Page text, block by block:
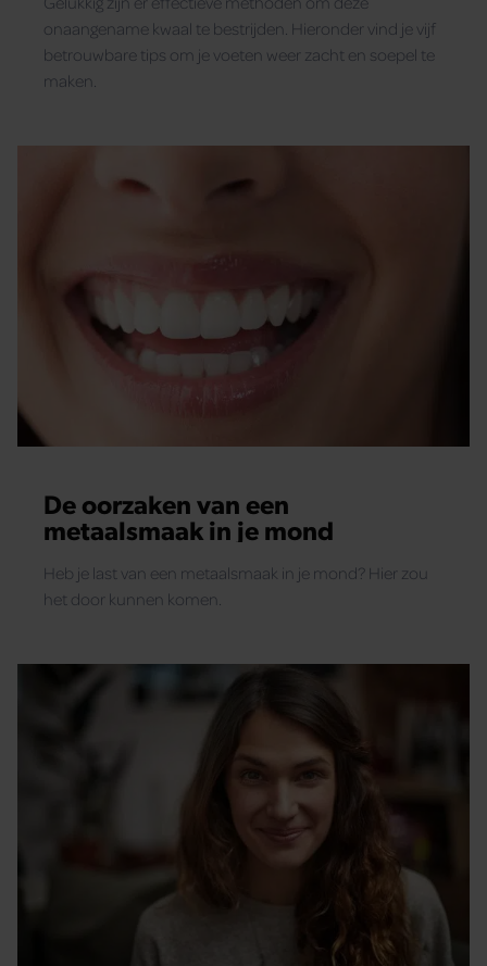
onaangename kwaal te bestrijden. Hieronder vind je vijf
betrouwbare tips om je voeten weer zacht en soepel te
maken.
De oorzaken van een
metaalsmaak in je mond
Heb je last van een metaalsmaak in je mond? Hier zou
het door kunnen komen.